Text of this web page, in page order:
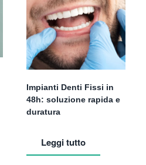
Impianti Denti Fissi in
48h: soluzione rapida e
duratura
Leggi tutto